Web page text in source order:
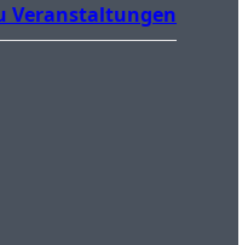
Veranstaltungen